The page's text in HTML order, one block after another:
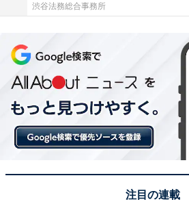
渋谷法務総合事務所
注目の連載